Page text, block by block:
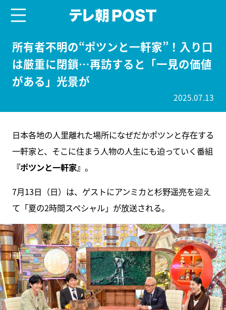
所有者不明の“ポツンと一軒家”！入り口
は厳重に閉鎖…再訪すると「一見の価値
がある」光景が
2025.07.13
日本各地の人里離れた場所になぜだかポツンと存在する
一軒家と、そこに住まう人物の人生にも迫っていく番組
『ポツンと一軒家』 。
7月13日（日）は、ゲストにアンミカと杉野遥亮を迎え
て「夏の2時間スペシャル」が放送される。